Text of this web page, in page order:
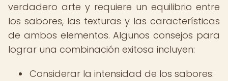
verdadero arte y requiere un equilibrio entre
los sabores, las texturas y las características
de ambos elementos. Algunos consejos para
lograr una combinación exitosa incluyen:
Considerar la intensidad de los sabores: